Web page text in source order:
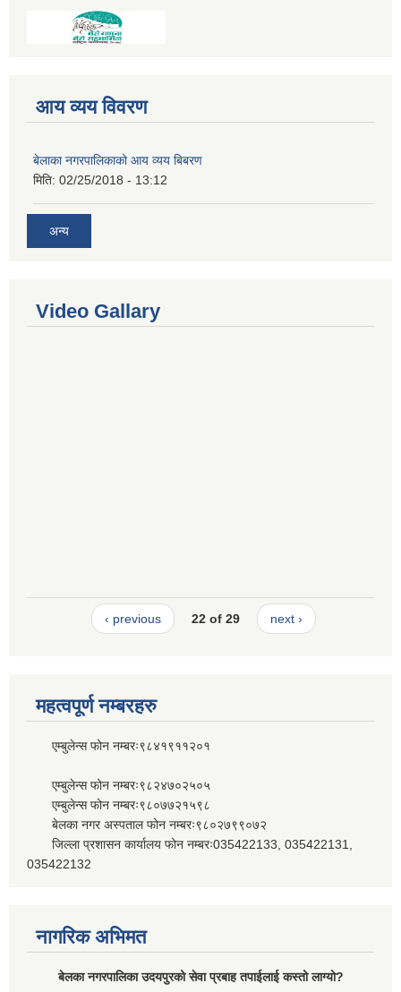
आय व्यय विवरण
बेलाका नगरपालिकाको आय व्यय बिबरण
मिति: 02/25/2018 - 13:12
अन्य
Video Gallary
‹ previous 22 of 29 next ›
महत्वपूर्ण नम्बरहरु
एम्बुलेन्स फोन नम्बरः९८४१९११२०१
एम्बुलेन्स फोन नम्बरः९८२४७०२५०५
एम्बुलेन्स फोन नम्बरः९८०७७२१५९८
बेलका नगर अस्पताल फोन नम्बरः९८०२७९९०७२
जिल्ला प्रशासन कार्यालय फोन नम्बरः035422133, 035422131,
035422132
नागरिक अभिमत
बेलका नगरपालिका उदयपुरको सेवा प्रबाह तपाईलाई कस्तो लाग्यो?